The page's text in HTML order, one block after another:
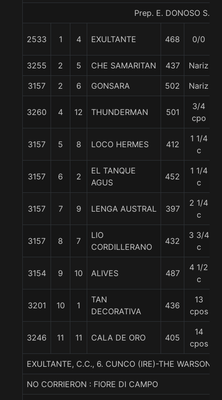
Prep. E. DONOSO S.
2533 1 4 EXULTANTE 468 0/0
3255 2 5 CHE SAMARITAN 437 Nariz
3157 2 6 GONSARA 502 Nariz
3260 4 12 THUNDERMAN 501
3/4
cpo
3157 5 8 LOCO HERMES 412
1 1/4
c
3157 6 2
EL TANQUE
AGUS
452
1 1/4
c
3157 7 9 LENGA AUSTRAL 397
2 1/4
c
3157 8 7
LIO
CORDILLERANO
432
3 3/4
c
3154 9 10 ALIVES 487
4 1/2
c
3201 10 1
TAN
DECORATIVA
436
13
cpos
3246 11 11 CALA DE ORO 405
14
cpos
EXULTANTE, C.C., 6. CUNCO (IRE)-THE
NO CORRIERON : FIORE DI CAMPO